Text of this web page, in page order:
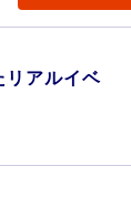
リアルイベ